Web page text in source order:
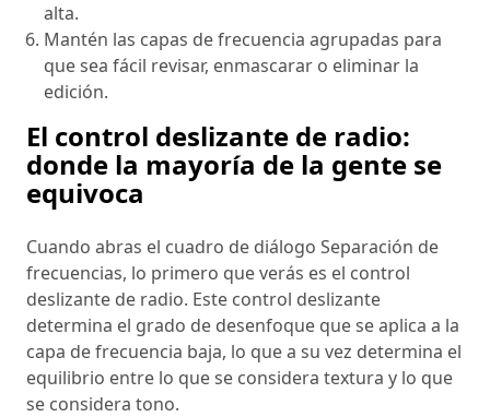
alta.
Mantén las capas de frecuencia agrupadas para
que sea fácil revisar, enmascarar o eliminar la
edición.
El control deslizante de radio:
donde la mayoría de la gente se
equivoca
Cuando abras el cuadro de diálogo Separación de
frecuencias, lo primero que verás es el control
deslizante de radio. Este control deslizante
determina el grado de desenfoque que se aplica a la
capa de frecuencia baja, lo que a su vez determina el
equilibrio entre lo que se considera textura y lo que
se considera tono.